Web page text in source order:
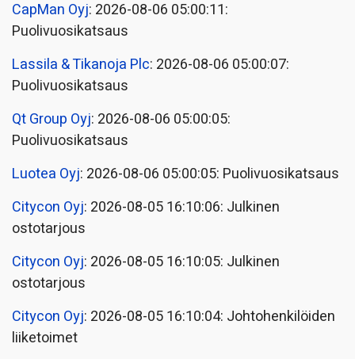
CapMan Oyj: 2026-08-06 05:00:11:
Puolivuosikatsaus
Lassila & Tikanoja Plc: 2026-08-06 05:00:07:
Puolivuosikatsaus
Qt Group Oyj: 2026-08-06 05:00:05:
Puolivuosikatsaus
Luotea Oyj: 2026-08-06 05:00:05: Puolivuosikatsaus
Citycon Oyj: 2026-08-05 16:10:06: Julkinen
ostotarjous
Citycon Oyj: 2026-08-05 16:10:05: Julkinen
ostotarjous
Citycon Oyj: 2026-08-05 16:10:04: Johtohenkilöiden
liiketoimet